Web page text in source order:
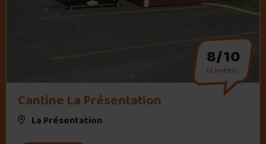
Cantine La Présentation
La Présentation
8/10
(2 notes)